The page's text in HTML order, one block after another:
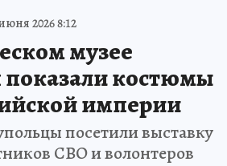
2026 8:12
музее
костюмы
империи
посетили выставку
СВО и волонтеров